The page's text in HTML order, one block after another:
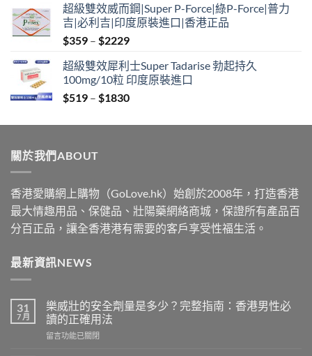
$379
through
$2229
超級雙效威而鋼|Super P-Force|綠P-Force|普力
吉|必利吉|印度原裝進口|香港正品
$359 – $2229Price
$359
through
$2229
超級雙效犀利士Super Tadarise 勃起持久
100mg/10粒 印度原裝進口
$519 – $1830Price
$519
關於我們ABOUT
香港愛購網上購物（GoLove.hk）始創於2008年，打造香港
最大情趣用品、保健品、壯陽藥網絡商城，保證所有產品百
分百正品，讓全香港港有需要的客戶享受性福生活。
最新資訊NEWS
31
7 月
樂威壯的安全劑量是多少？完整指南：香港男性必
讀的正確用法
在
留言功能已關閉